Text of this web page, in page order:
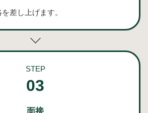
差し上げます。
STEP
03